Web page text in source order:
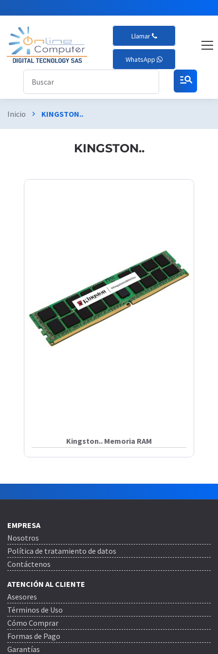
Llamar
WhatsApp
manage_search
Inicio chevron_right KINGSTON..
KINGSTON..
Kingston.. Memoria RAM
EMPRESA
Nosotros
Política de tratamiento de datos
Contáctenos
ATENCIÓN AL CLIENTE
Asesores
Términos de Uso
Cómo Comprar
Formas de Pago
Garantías